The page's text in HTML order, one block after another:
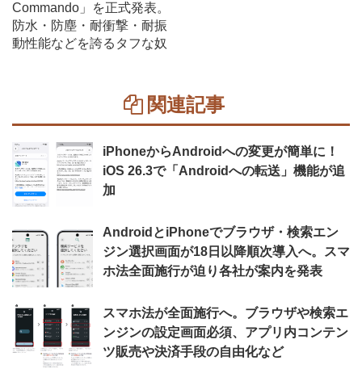
Commando」を正式発表。
防水・防塵・耐衝撃・耐振
動性能などを誇るタフな奴
関連記事
iPhoneからAndroidへの変更が簡単に！
iOS 26.3で「Androidへの転送」機能が追
加
AndroidとiPhoneでブラウザ・検索エン
ジン選択画面が18日以降順次導入へ。スマ
ホ法全面施行が迫り各社が案内を発表
スマホ法が全面施行へ。ブラウザや検索エ
ンジンの設定画面必須、アプリ内コンテン
ツ販売や決済手段の自由化など